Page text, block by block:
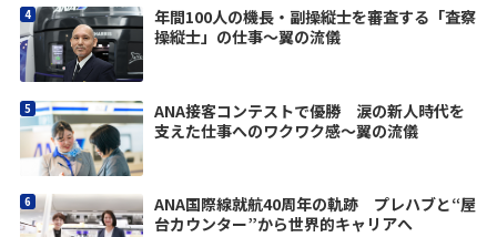
年間100人の機長・副操縦士を審査する「査察
操縦士」の仕事～翼の流儀
ANA接客コンテストで優勝 涙の新人時代を
支えた仕事へのワクワク感〜翼の流儀
ANA国際線就航40周年の軌跡 プレハブと“屋
台カウンター”から世界的キャリアへ